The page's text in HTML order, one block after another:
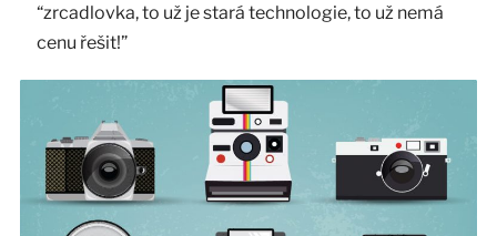
“zrcadlovka, to už je stará technologie, to už nemá
cenu řešit!”